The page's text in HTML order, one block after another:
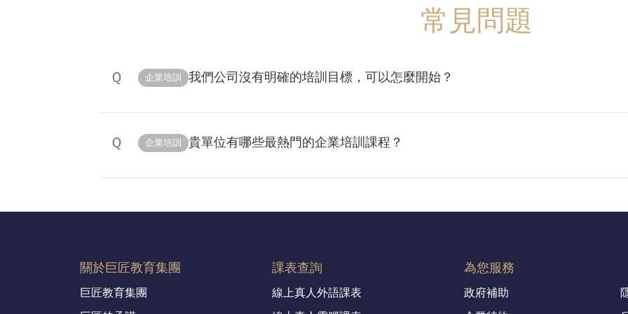
常見問題
Q 企業培訓 我們公司沒有明確的培訓目標，可以怎麼開始？
略或年度重點出發，例如「數位轉型」、「提升服務品質」、「導入AI」等，設定培訓的核心任務
缺乏人資或培訓人員，我們可提供專業顧問與培訓諮詢，協助您進行訓練目標設定、學習對象分
帶動組織成長的槓桿。
Q 企業培訓 貴單位有哪些最熱門的企業培訓課程？
（OKR／KPI）：建立有感績效制度 【通用軟實力系列（適合所有員工）】 職場溝通與情緒表達：
服力表達：強化內部提案與客戶簡報力 時間管理與任務拆解術：幫助員工有效安排與交付 【趨勢
關於巨匠教育集團
巨匠教育集團
課表查詢
線上真人外語課表
為您服務
政府補助